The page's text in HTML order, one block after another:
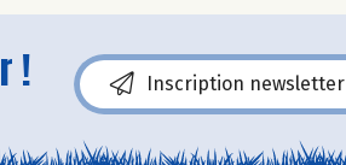
! Inscription newsletter